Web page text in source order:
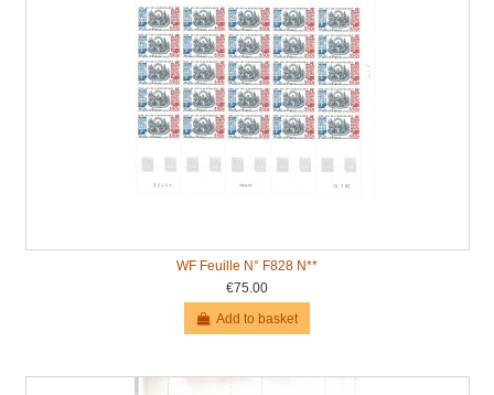
WF Feuille N° F828 N**
€75.00
Add to basket